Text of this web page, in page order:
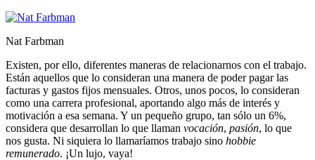
Nat Farbman
Existen, por ello, diferentes maneras de relacionarnos con el trabajo.
Están aquellos que lo consideran una manera de poder pagar las
facturas y gastos fijos mensuales. Otros, unos pocos, lo consideran
como una carrera profesional, aportando algo más de interés y
motivación a esa semana. Y un pequeño grupo, tan sólo un 6%,
considera que desarrollan lo que llaman vocación, pasión, lo que
nos gusta. Ni siquiera lo llamaríamos trabajo sino hobbie
remunerado. ¡Un lujo, vaya!